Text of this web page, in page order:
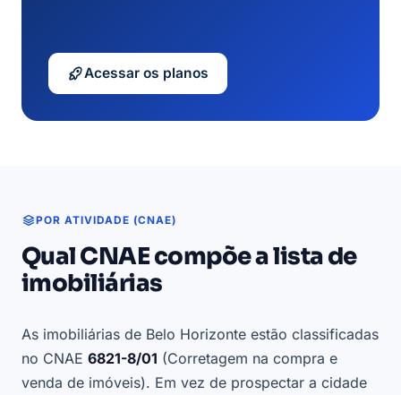
Acessar os planos
POR ATIVIDADE (CNAE)
Qual CNAE compõe a lista de
imobiliárias
As imobiliárias de Belo Horizonte estão classificadas
no CNAE 6821-8/01 (Corretagem na compra e
venda de imóveis). Em vez de prospectar a cidade